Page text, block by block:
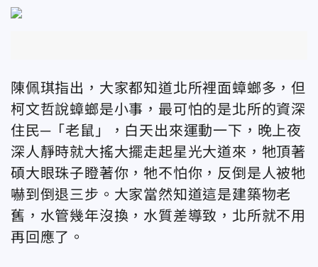
陳佩琪指出，大家都知道北所裡面蟑螂多，但
柯文哲說蟑螂是小事，最可怕的是北所的資深
住民─「老鼠」，白天出來運動一下，晚上夜
深人靜時就大搖大擺走起星光大道來，牠頂著
碩大眼珠子瞪著你，牠不怕你，反倒是人被牠
嚇到倒退三步。大家當然知道這是建築物老
舊，水管幾年沒換，水質差導致，北所就不用
再回應了。